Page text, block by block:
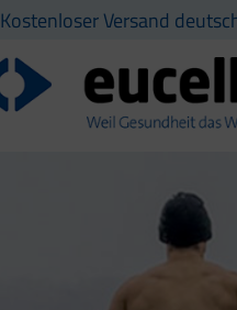
Kostenloser Versand